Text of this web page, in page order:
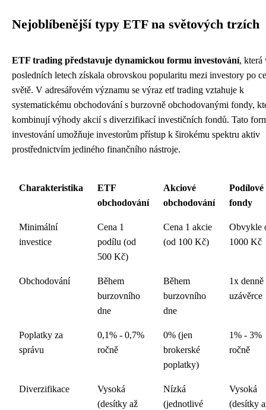
Nejoblíbenější typy ETF na světových trzích
ETF trading představuje dynamickou formu investování, která
posledních letech získala obrovskou popularitu mezi investory po
světě. V adresářovém významu se výraz etf trading vztahuje k
systematickému obchodování s burzovně obchodovanými fondy,
kombinují výhody akcií s diverzifikací investičních fondů. Tato
investování umožňuje investorům přístup k širokému spektru aktiv
prostřednictvím jediného finančního nástroje.
Charakteristika
ETF
obchodování
Akciové
obchodování
Podílové
fondy
Minimální
investice
Cena 1
podílu (od
500 Kč)
Cena 1 akcie
(od 100 Kč)
Obvykle
1000 Kč
Obchodování
Během
burzovního
dne
Během
burzovního
dne
1x denně
uzávěrce
Poplatky za
správu
0,1% - 0,7%
ročně
0% (jen
brokerské
poplatky)
1% - 3%
ročně
Diverzifikace
Vysoká
(desítky až
Nízká
(jednotlivé
Vysoká
(desítky